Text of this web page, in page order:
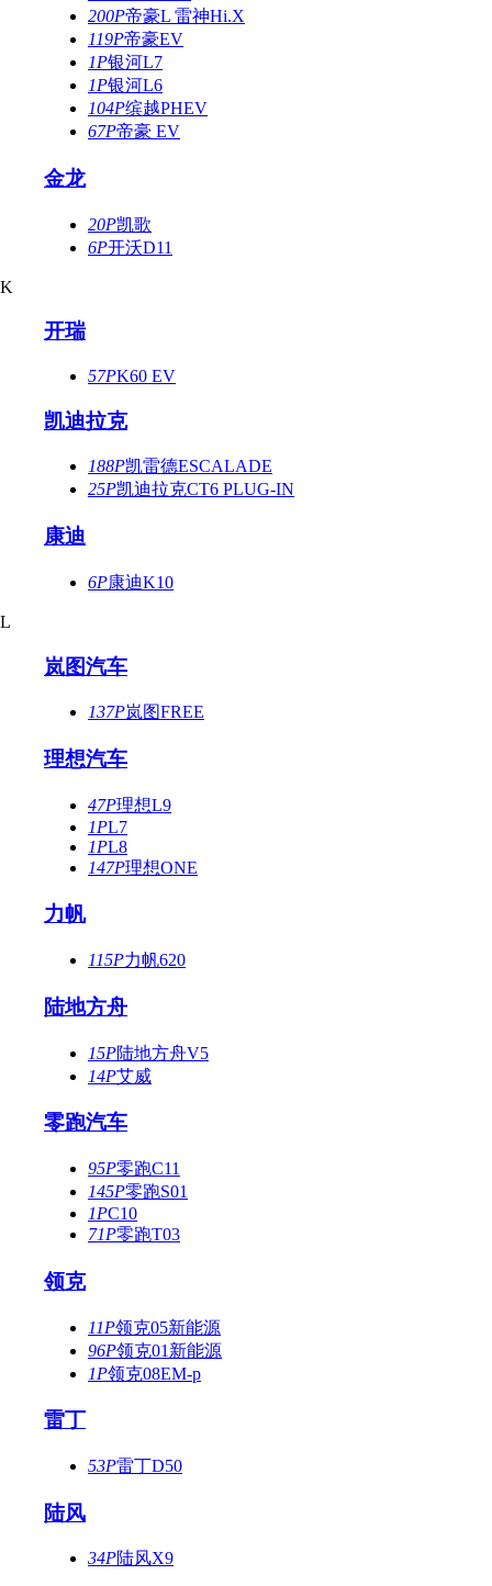
200P帝豪L 雷神Hi.X
119P帝豪EV
1P银河L7
1P银河L6
104P缤越PHEV
67P帝豪 EV
金龙
20P凯歌
6P开沃D11
K
开瑞
57PK60 EV
凯迪拉克
188P凯雷德ESCALADE
25P凯迪拉克CT6 PLUG-IN
康迪
6P康迪K10
L
岚图汽车
137P岚图FREE
理想汽车
47P理想L9
1PL7
1PL8
147P理想ONE
力帆
115P力帆620
陆地方舟
15P陆地方舟V5
14P艾威
零跑汽车
95P零跑C11
145P零跑S01
1PC10
71P零跑T03
领克
11P领克05新能源
96P领克01新能源
1P领克08EM-p
雷丁
53P雷丁D50
陆风
34P陆风X9